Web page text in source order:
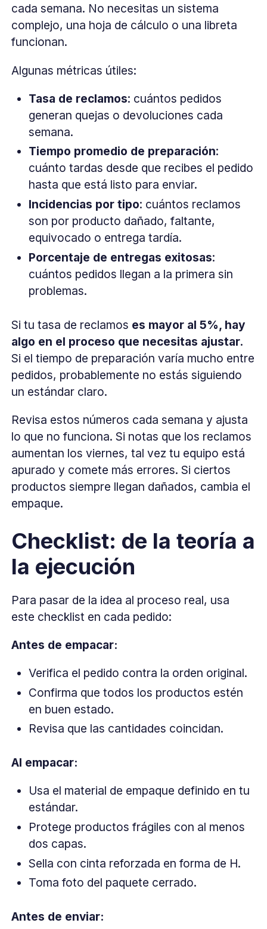
cada semana. No necesitas un sistema
complejo, una hoja de cálculo o una libreta
funcionan.
Algunas métricas útiles:
Tasa de reclamos: cuántos pedidos
generan quejas o devoluciones cada
semana.
Tiempo promedio de preparación:
cuánto tardas desde que recibes el pedido
hasta que está listo para enviar.
Incidencias por tipo: cuántos reclamos
son por producto dañado, faltante,
equivocado o entrega tardía.
Porcentaje de entregas exitosas:
cuántos pedidos llegan a la primera sin
problemas.
Si tu tasa de reclamos es mayor al 5%, hay
algo en el proceso que necesitas ajustar.
Si el tiempo de preparación varía mucho entre
pedidos, probablemente no estás siguiendo
un estándar claro.
Revisa estos números cada semana y ajusta
lo que no funciona. Si notas que los reclamos
aumentan los viernes, tal vez tu equipo está
apurado y comete más errores. Si ciertos
productos siempre llegan dañados, cambia el
empaque.
Checklist: de la teoría a
la ejecución
Para pasar de la idea al proceso real, usa
este checklist en cada pedido:
Antes de empacar:
Verifica el pedido contra la orden original.
Confirma que todos los productos estén
en buen estado.
Revisa que las cantidades coincidan.
Al empacar:
Usa el material de empaque definido en tu
estándar.
Protege productos frágiles con al menos
dos capas.
Sella con cinta reforzada en forma de H.
Toma foto del paquete cerrado.
Antes de enviar: